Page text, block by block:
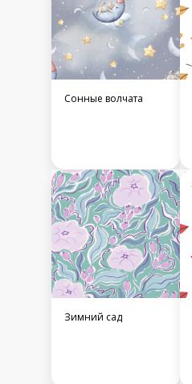
Сонные волчата
Зимний сад